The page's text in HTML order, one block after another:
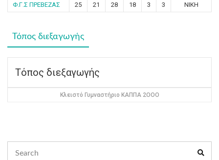
Φ.Γ.Σ ΠΡΕΒΕΖΑΣ
25 21 28 18 3 3 ΝΙΚΗ
Τόπος διεξαγωγής
Τόπος διεξαγωγής
Κλειστό Γυμναστήριο ΚΑΠΠΑ 2ΟΟΟ
for: